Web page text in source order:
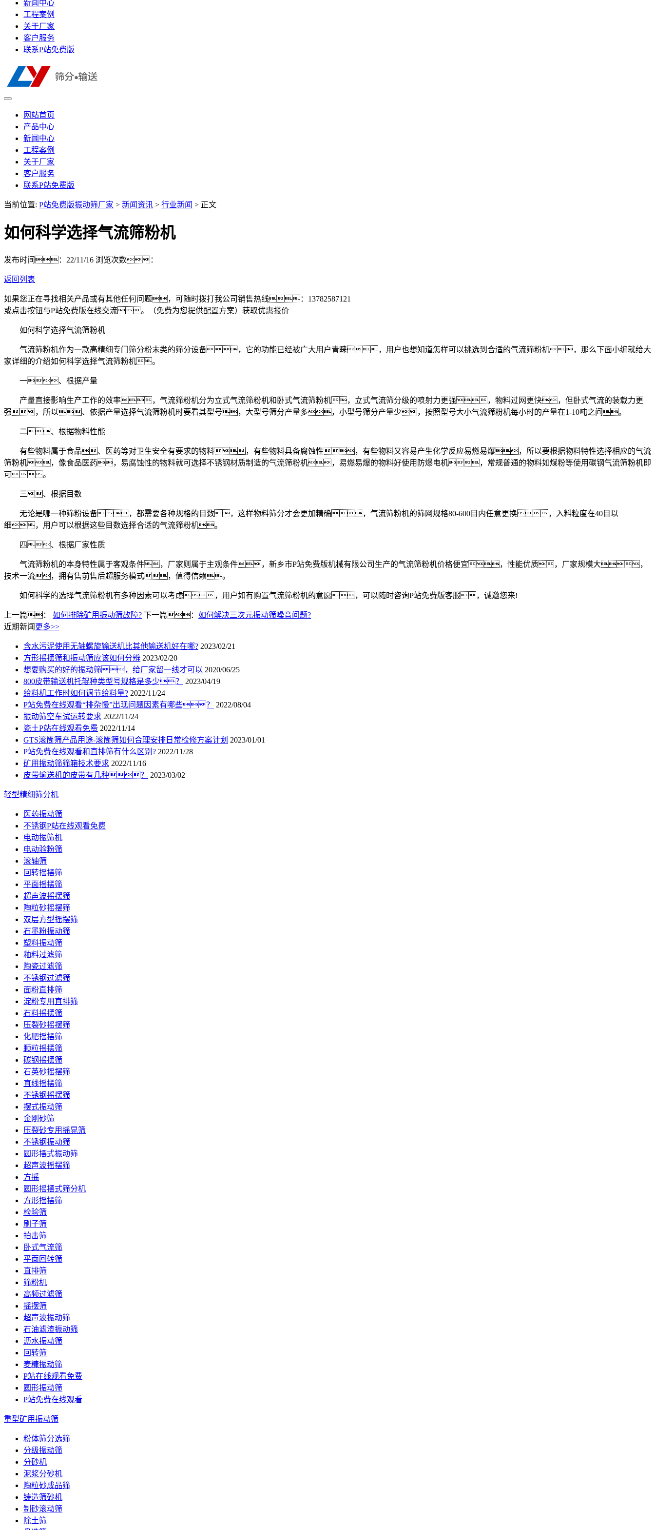
新闻中心
工程案例
关于厂家
客户服务
联系P站免费版
网站首页
产品中心
新闻中心
工程案例
关于厂家
客户服务
联系P站免费版
当前位置: P站免费版振动筛厂家 > 新闻资讯 > 行业新闻 > 正文
如何科学选择气流筛粉机
发布时间：22/11/16 浏览次数：
返回列表
如果您正在寻找相关产品或有其他任何问题，可随时拨打我公司销售热线： 13782587121
或点击按钮与P站免费版在线交流。（免费为您提供配置方案） 获取优惠报价
如何科学选择气流筛粉机
气流筛粉机作为一款高精细专门筛分粉末类的筛分设备，它的功能已经被广大用户青睐，用户也想知道怎样可以挑选到合适的气流筛粉机，那么下面小编就给大
家详细的介绍如何科学选择气流筛粉机。
一、根据产量
产量直接影响生产工作的效率，气流筛粉机分为立式气流筛粉机和卧式气流筛粉机，立式气流筛分级的喷射力更强，物料过网更快，但卧式气流的装载力更
强，所以、依据产量选择气流筛粉机时要看其型号，大型号筛分产量多，小型号筛分产量少，按照型号大小气流筛粉机每小时的产量在1-10吨之间。
二、根据物料性能
有些物料属于食品、医药等对卫生安全有要求的物料，有些物料具备腐蚀性，有些物料又容易产生化学反应易燃易爆，所以要根据物料特性选择相应的气流
筛粉机，像食品医药，易腐蚀性的物料就可选择不锈钢材质制造的气流筛粉机，易燃易爆的物料好使用防爆电机，常规普通的物料如煤粉等使用碳钢气流筛粉机即
可。
三、根据目数
无论是哪一种筛粉设备，都需要各种规格的目数，这样物料筛分才会更加精确，气流筛粉机的筛网规格80-600目内任意更换，入料粒度在40目以
细，用户可以根据这些目数选择合适的气流筛粉机。
四、根据厂家性质
气流筛粉机的本身特性属于客观条件，厂家则属于主观条件，新乡市P站免费版机械有限公司生产的气流筛粉机价格便宜，性能优质，厂家规模大，
技术一流，拥有售前售后超服务模式，值得信赖。
如何科学的选择气流筛粉机有多种因素可以考虑，用户如有购置气流筛粉机的意愿，可以随时咨询P站免费版客服，诚邀您来!
上一篇： 如何排除矿用振动筛故障? 下一篇： 如何解决三次元振动筛噪音问题?
近期新闻 更多>>
含水污泥使用无轴螺旋输送机比其他输送机好在哪? 2023/02/21
方形摇摆筛和振动筛应该如何分辨 2023/02/20
想要购买的好的振动筛，给厂家留一线才可以 2020/06/25
800皮带输送机托辊种类型号规格是多少？
2023/04/19
给料机工作时如何调节给料量? 2022/11/24
P站免费在线观看“排杂慢”出现问题因素有哪些？
2022/08/04
振动筛空车试运转要求 2022/11/24
瓷土P站在线观看免费 2022/11/14
GTS滚筒筛产品用途-滚筒筛如何合理安排日常检修方案计划 2023/01/01
P站免费在线观看和直排筛有什么区别? 2022/11/28
矿用振动筛筛箱技术要求 2022/11/16
皮带输送机的皮带有几种？
2023/03/02
轻型精细筛分机
医药振动筛
不锈钢P站在线观看免费
电动振筛机
电动验粉筛
滚轴筛
回转摇摆筛
平面摇摆筛
超声波摇摆筛
陶粒砂摇摆筛
双层方型摇摆筛
石墨粉振动筛
塑料振动筛
釉料过滤筛
陶瓷过滤筛
不锈钢过滤筛
面粉直排筛
淀粉专用直排筛
石料摇摆筛
压裂砂摇摆筛
化肥摇摆筛
颗粒摇摆筛
碳钢摇摆筛
石英砂摇摆筛
直线摇摆筛
不锈钢摇摆筛
摆式振动筛
金刚砂筛
压裂砂专用摇晃筛
不锈钢振动筛
圆形摆式振动筛
超声波摇摆筛
方摇
圆形摇摆式筛分机
方形摇摆筛
检验筛
刷子筛
拍击筛
卧式气流筛
平面回转筛
直排筛
筛粉机
高频过滤筛
摇摆筛
超声波振动筛
石油滤渣振动筛
沥水振动筛
回转筛
麦糠振动筛
P站在线观看免费
圆形振动筛
P站免费在线观看
重型矿用振动筛
粉体筛分选筛
分级振动筛
分砂机
泥浆分砂机
陶粒砂成品筛
铸造筛砂机
制砂滚动筛
除土筛